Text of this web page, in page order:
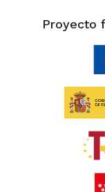
Proyecto